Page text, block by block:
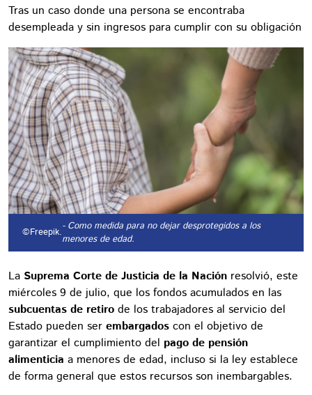
Tras un caso donde una persona se encontraba
desempleada y sin ingresos para cumplir con su obligación
©Freepik.- Como medida para no dejar desprotegidos a los
menores de edad.
La Suprema Corte de Justicia de la Nación resolvió, este
miércoles 9 de julio, que los fondos acumulados en las
subcuentas de retiro de los trabajadores al servicio del
Estado pueden ser embargados con el objetivo de
garantizar el cumplimiento del pago de pensión
alimenticia a menores de edad, incluso si la ley establece
de forma general que estos recursos son inembargables.